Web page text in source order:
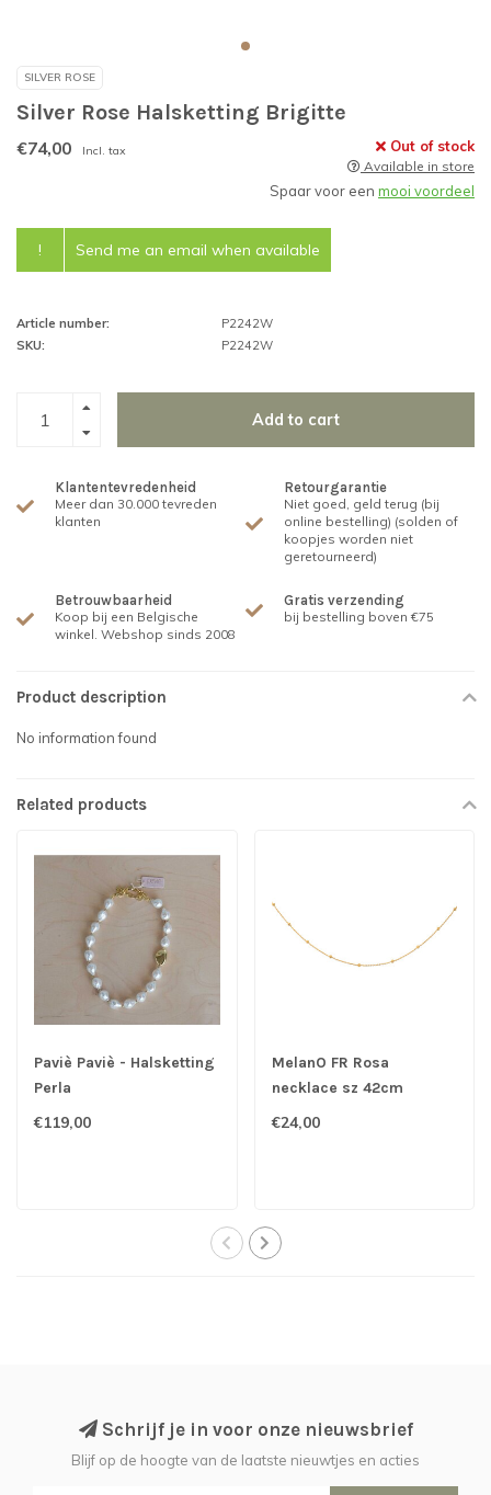
SILVER ROSE
Silver Rose Halsketting Brigitte
€74,00 Incl. tax Out of stock
Available in store
Spaar voor een mooi voordeel
! Send me an email when available
Article number:
P2242W
SKU:
P2242W
Add to cart
Klantentevredenheid
Meer dan 30.000 tevreden
klanten
Retourgarantie
Niet goed, geld terug (bij
online bestelling) (solden of
koopjes worden niet
geretourneerd)
Betrouwbaarheid
Koop bij een Belgische
winkel. Webshop sinds 2008
Gratis verzending
bij bestelling boven €75
Product description
No information found
Related products
Paviè Paviè - Halsketting
Perla
€119,00
MelanO FR Rosa
necklace sz 42cm
€24,00
Schrijf je in voor onze nieuwsbrief
Blijf op de hoogte van de laatste nieuwtjes en acties